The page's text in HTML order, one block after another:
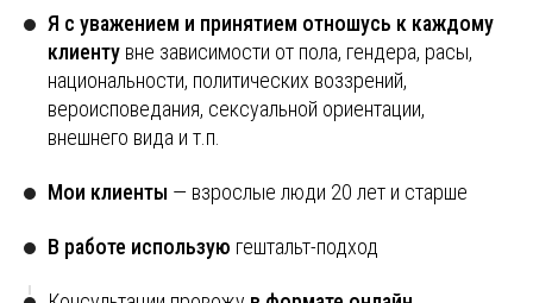
Я с уважением и принятием отношусь к каждому
клиенту вне зависимости от пола, гендера, расы,
национальности, политических воззрений,
вероисповедания, сексуальной ориентации,
внешнего вида и т.п.
Мои клиенты — взрослые люди 20 лет и старше
В работе использую гештальт-подход